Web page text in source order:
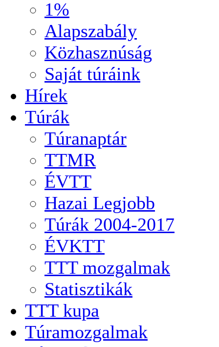
1%
Alapszabály
Közhasznúság
Saját túráink
Hírek
Túrák
Túranaptár
TTMR
ÉVTT
Hazai Legjobb
Túrák 2004-2017
ÉVKTT
TTT mozgalmak
Statisztikák
TTT kupa
Túramozgalmak